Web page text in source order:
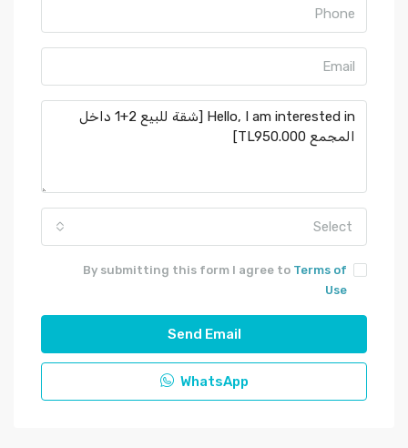
Select
By submitting this form I agree to Terms of
Use
Send Email
WhatsApp